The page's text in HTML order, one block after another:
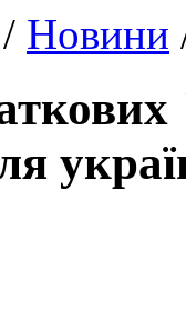
/ Новини